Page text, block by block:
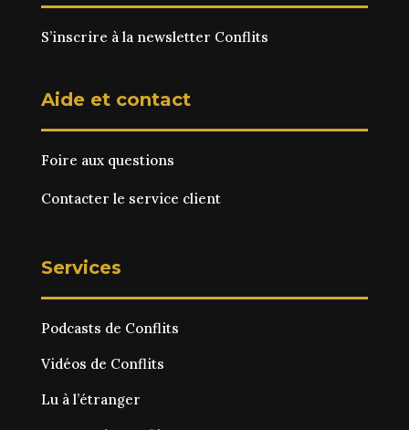
S’inscrire à la newsletter Conflits
Aide et contact
Foire aux questions
Contacter le service client
Services
Podcasts de Conflits
Vidéos de Conflits
Lu à l’étranger